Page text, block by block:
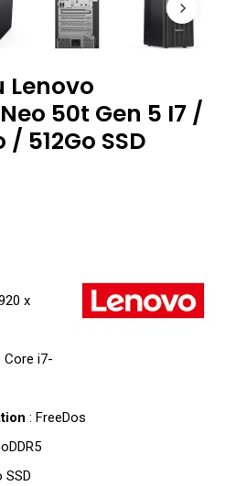
Lenovo
50t Gen 5 I7 /
/ 512Go SSD
x
i7-
: FreeDos
SSD